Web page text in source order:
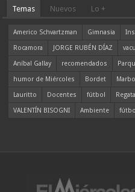
Temas Nuevos Lo +
Americo Schvartzman Gimnasia
Rocamora
JORGE RUBÉN DÍAZ
Aníbal Gallay
recomendados
humor de Miércoles
Bordet
Lauritto
Docentes fútbol
VALENTÍN BISOGNI
Ambiente